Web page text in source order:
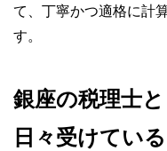
て、丁寧かつ適格に計
す。
銀座の税理士
日々受けてい